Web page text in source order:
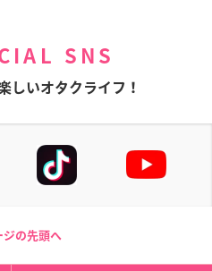
SNS
しいオタクライフ！
ジの先頭へ